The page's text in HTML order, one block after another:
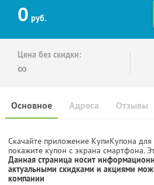
0 руб.
Цена без скидки:
∞
Основное Отзывы
Адреса
Скачайте приложение КупиКупона для
покажите купон с экрана смартфона.
Данная страница носит
актуальными скидками и акциями
компании